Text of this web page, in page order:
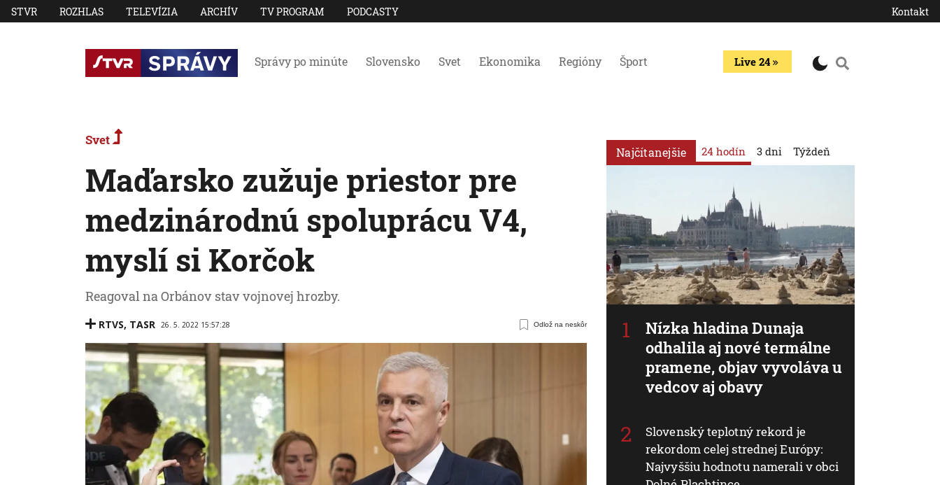
STVR ROZHLAS TELEVÍZIA ARCHÍV TV PROGRAM PODCASTY Kontakt
Správy po minúte Slovensko Svet Ekonomika Regióny Šport Live 24
Svet
Maďarsko zužuje priestor pre
medzinárodnú spoluprácu V4,
myslí si Korčok
Reagoval na Orbánov stav vojnovej hrozby.
RTVS, TASR 26. 5. 2022 15:57:28 Odlož na neskôr
Najčítanejšie 24 hodín
Nízka hladina Dunaja
odhalila aj nové termálne
pramene, objav vyvoláva u
vedcov aj obavy
Slovenský teplotný rekord je
rekordom celej strednej Európy:
Najvyššiu hodnotu namerali v obci
3 dni Týždeň